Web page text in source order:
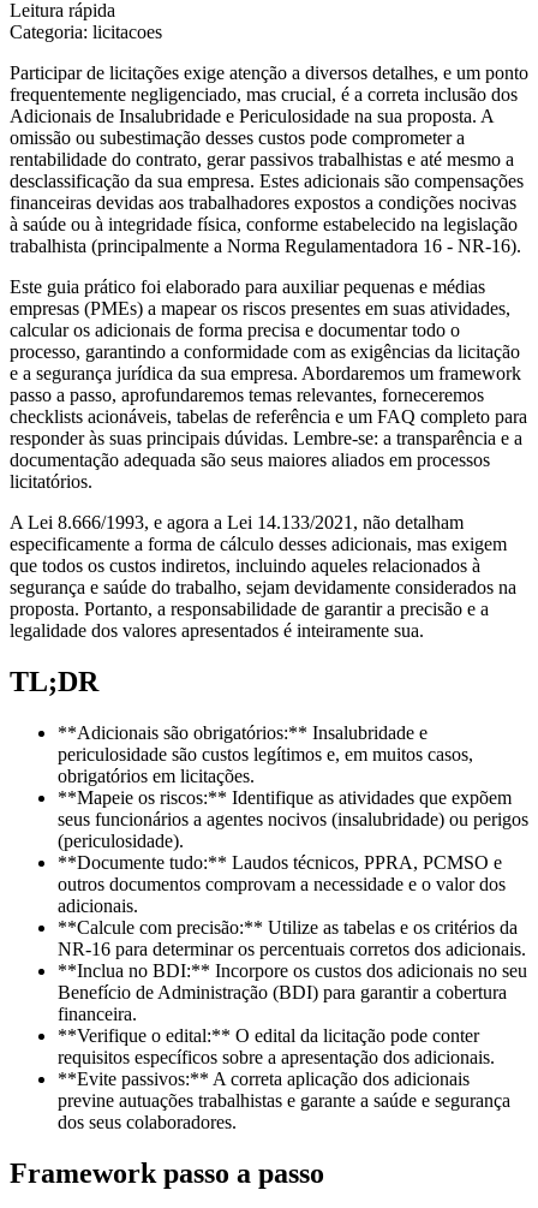
Leitura rápida
Categoria: licitacoes
Participar de licitações exige atenção a diversos detalhes, e um ponto
frequentemente negligenciado, mas crucial, é a correta inclusão dos
Adicionais de Insalubridade e Periculosidade na sua proposta. A
omissão ou subestimação desses custos pode comprometer a
rentabilidade do contrato, gerar passivos trabalhistas e até mesmo a
desclassificação da sua empresa. Estes adicionais são compensações
financeiras devidas aos trabalhadores expostos a condições nocivas
à saúde ou à integridade física, conforme estabelecido na legislação
trabalhista (principalmente a Norma Regulamentadora 16 - NR-16).
Este guia prático foi elaborado para auxiliar pequenas e médias
empresas (PMEs) a mapear os riscos presentes em suas atividades,
calcular os adicionais de forma precisa e documentar todo o
processo, garantindo a conformidade com as exigências da licitação
e a segurança jurídica da sua empresa. Abordaremos um framework
passo a passo, aprofundaremos temas relevantes, forneceremos
checklists acionáveis, tabelas de referência e um FAQ completo para
responder às suas principais dúvidas. Lembre-se: a transparência e a
documentação adequada são seus maiores aliados em processos
licitatórios.
A Lei 8.666/1993, e agora a Lei 14.133/2021, não detalham
especificamente a forma de cálculo desses adicionais, mas exigem
que todos os custos indiretos, incluindo aqueles relacionados à
segurança e saúde do trabalho, sejam devidamente considerados na
proposta. Portanto, a responsabilidade de garantir a precisão e a
legalidade dos valores apresentados é inteiramente sua.
TL;DR
**Adicionais são obrigatórios:** Insalubridade e
periculosidade são custos legítimos e, em muitos casos,
obrigatórios em licitações.
**Mapeie os riscos:** Identifique as atividades que expõem
seus funcionários a agentes nocivos (insalubridade) ou perigos
(periculosidade).
**Documente tudo:** Laudos técnicos, PPRA, PCMSO e
outros documentos comprovam a necessidade e o valor dos
adicionais.
**Calcule com precisão:** Utilize as tabelas e os critérios da
NR-16 para determinar os percentuais corretos dos adicionais.
**Inclua no BDI:** Incorpore os custos dos adicionais no seu
Benefício de Administração (BDI) para garantir a cobertura
financeira.
**Verifique o edital:** O edital da licitação pode conter
requisitos específicos sobre a apresentação dos adicionais.
**Evite passivos:** A correta aplicação dos adicionais
previne autuações trabalhistas e garante a saúde e segurança
dos seus colaboradores.
Framework passo a passo